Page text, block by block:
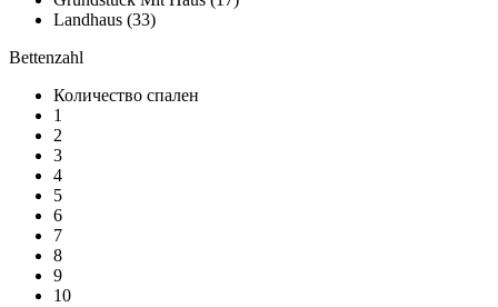
Landhaus (33)
Bettenzahl
Количество спален
1
2
3
4
5
6
7
8
9
10